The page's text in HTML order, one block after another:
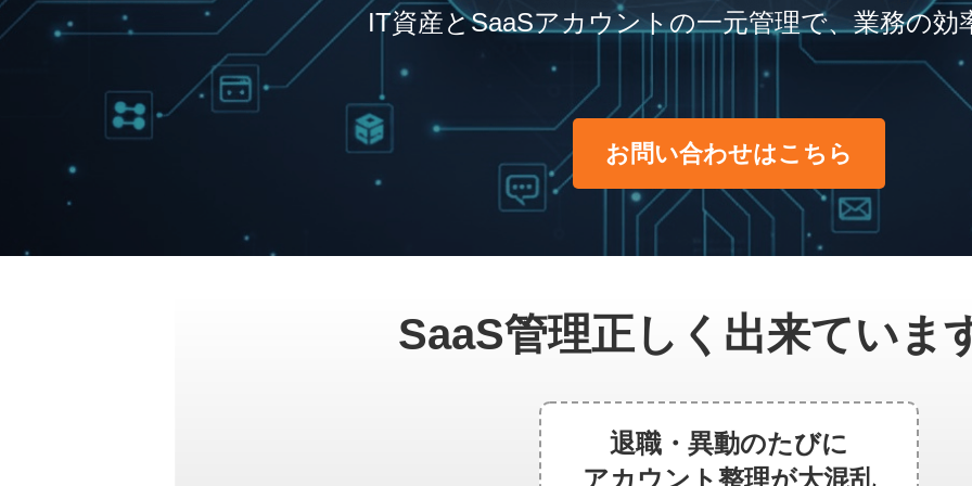
IT資産とSaaSアカウントの一元管理で、業務の効
お問い合わせはこちら
SaaS管理正しく 出来ていま
退職・異動のたびに
アカウント整理が大混乱